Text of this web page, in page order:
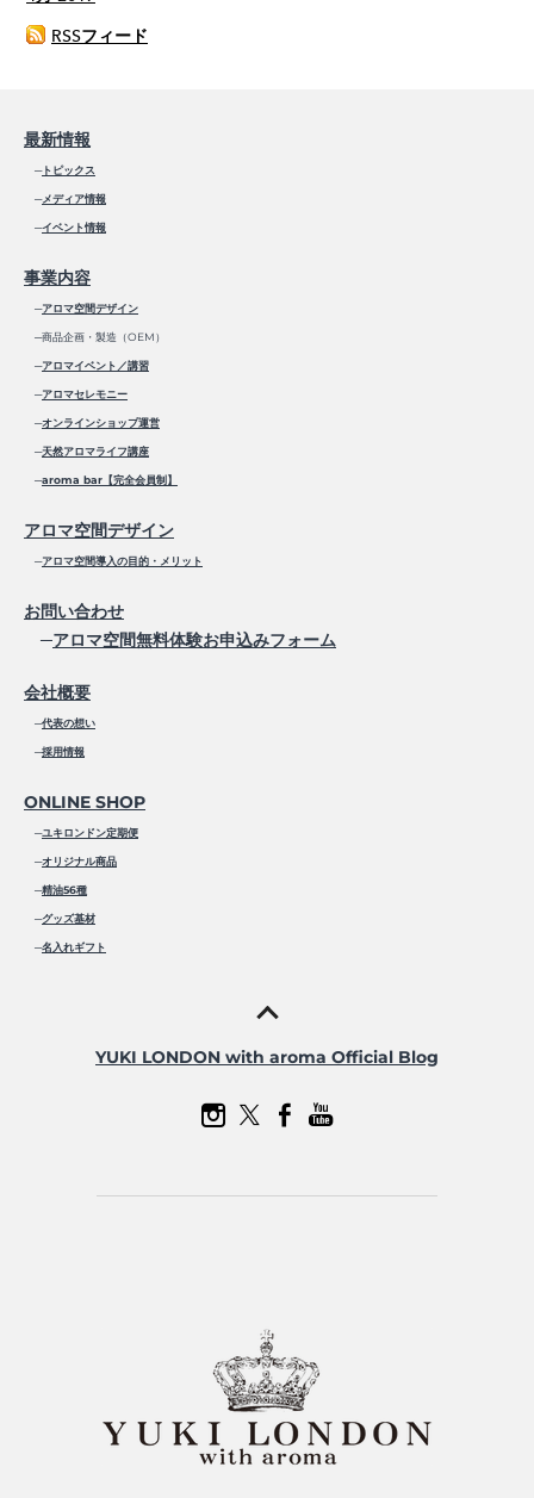
RSSフィード
最新情報
─トピックス
─メディア情報
─イベント情報
事業内容
─アロマ空間デザイン
─商品企画・製造（OEM）
─アロマイベント／講習
─アロマセレモニー
─オンラインショップ運営
─天然アロマライフ講座
─aroma bar【完全会員制】
アロマ空間デザイン
─アロマ空間導入の目的・メリット
お問い合わせ
─アロマ空間無料体験お申込みフォーム
会社概要
─代表の想い
─採用情報
ONLINE SHOP
─ユキロンドン定期便
─オリジナル商品
─精油56種
─グッズ基材
─名入れギフト
YUKI LONDON with aroma Official Blog